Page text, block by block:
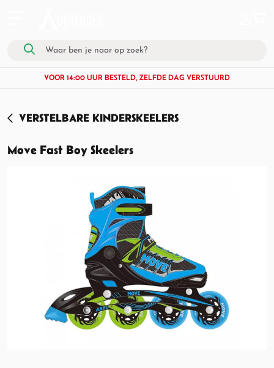
VOOR 14:00 UUR BESTELD, ZELFDE DAG VERSTUURD
VERSTELBARE KINDERSKEELERS
Move Fast Boy Skeelers